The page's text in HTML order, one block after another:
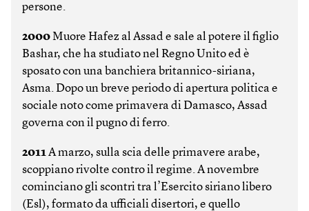
persone.
2000Muore Hafez al Assad e sale al potere il figlio
Bashar, che ha studiato nel Regno Unito ed è
sposato con una banchiera britannico-siriana,
Asma. Dopo un breve periodo di apertura politica e
sociale noto come primavera di Damasco, Assad
governa con il pugno di ferro.
2011A marzo, sulla scia delle primavere arabe,
scoppiano rivolte contro il regime. A novembre
cominciano gli scontri tra l’Esercito siriano libero
(Esl), formato da ufficiali disertori, e quello